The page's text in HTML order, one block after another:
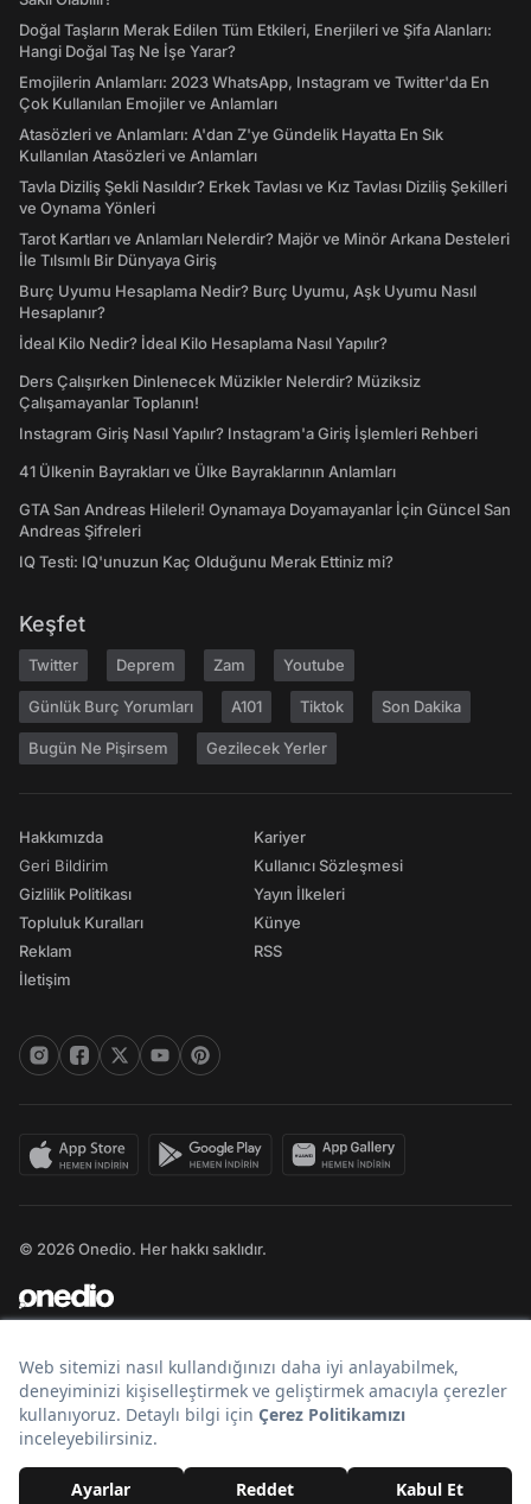
Doğal Taşların Merak Edilen Tüm Etkileri, Enerjileri ve Şifa Alanları:
Hangi Doğal Taş Ne İşe Yarar?
Emojilerin Anlamları: 2023 WhatsApp, Instagram ve Twitter'da En
Çok Kullanılan Emojiler ve Anlamları
Atasözleri ve Anlamları: A'dan Z'ye Gündelik Hayatta En Sık
Kullanılan Atasözleri ve Anlamları
Tavla Diziliş Şekli Nasıldır? Erkek Tavlası ve Kız Tavlası Diziliş Şekilleri
ve Oynama Yönleri
Tarot Kartları ve Anlamları Nelerdir? Majör ve Minör Arkana Desteleri
İle Tılsımlı Bir Dünyaya Giriş
Burç Uyumu Hesaplama Nedir? Burç Uyumu, Aşk Uyumu Nasıl
Hesaplanır?
İdeal Kilo Nedir? İdeal Kilo Hesaplama Nasıl Yapılır?
Ders Çalışırken Dinlenecek Müzikler Nelerdir? Müziksiz
Çalışamayanlar Toplanın!
Instagram Giriş Nasıl Yapılır? Instagram'a Giriş İşlemleri Rehberi
41 Ülkenin Bayrakları ve Ülke Bayraklarının Anlamları
GTA San Andreas Hileleri! Oynamaya Doyamayanlar İçin Güncel San
Andreas Şifreleri
IQ Testi: IQ'unuzun Kaç Olduğunu Merak Ettiniz mi?
Keşfet
Twitter Deprem Zam Youtube
Günlük Burç Yorumları A101 Tiktok Son Dakika
Bugün Ne Pişirsem Gezilecek Yerler
Hakkımızda
Geri Bildirim
Gizlilik Politikası
Topluluk Kuralları
Reklam
İletişim
Kariyer
Kullanıcı Sözleşmesi
Yayın İlkeleri
Künye
RSS
© 2026 Onedio. Her hakkı saklıdır.
Bir markasıdır.